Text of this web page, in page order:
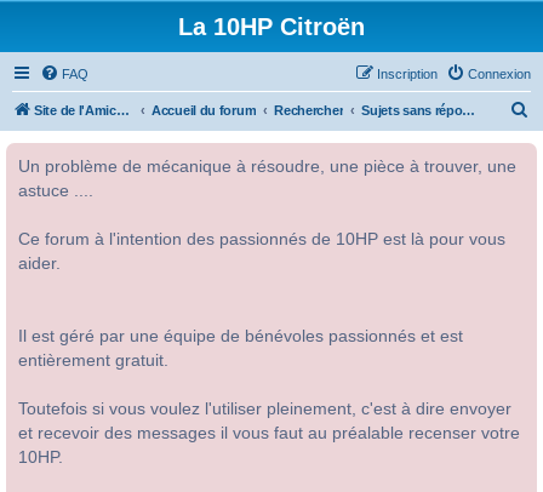
La 10HP Citroën
FAQ Connexion
Inscription
Site de l'Amicale Citroën 10HP Accueil du forum Rechercher Sujets sans réponse
Un problème de mécanique à résoudre, une pièce à trouver, une
astuce ....
Ce forum à l'intention des passionnés de 10HP est là pour vous
aider.
Il est géré par une équipe de bénévoles passionnés et est
entièrement gratuit.
Toutefois si vous voulez l'utiliser pleinement, c'est à dire envoyer
et recevoir des messages il vous faut au préalable recenser votre
10HP.